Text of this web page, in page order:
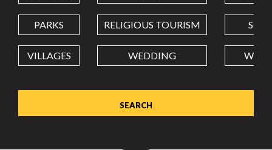
LONGITUDE
Value in decimal degrees. Use dot (.) as decimal separator.
PARKS RELIGIOUS TOURISM
VILLAGES WEDDING